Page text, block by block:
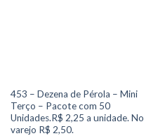
453 – Dezena de Pérola – Mini
Terço – Pacote com 50
Unidades.R$ 2,25 a unidade. No
varejo R$ 2,50.